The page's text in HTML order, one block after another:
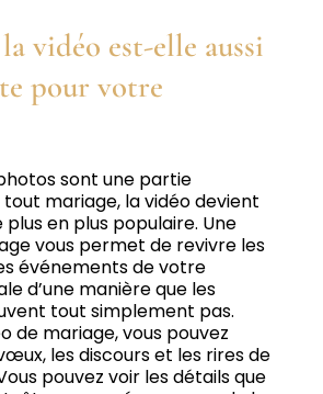
vidéo est-elle aussi
pour votre
sont une partie
mariage, la vidéo devient
en plus populaire. Une
vous permet de revivre les
événements de votre
d’une manière que les
tout simplement pas.
de mariage, vous pouvez
les discours et les rires de
pouvez voir les détails que